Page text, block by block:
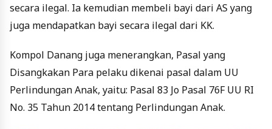
secara ilegal. Ia kemudian membeli bayi dari AS yang
juga mendapatkan bayi secara ilegal dari KK.
Kompol Danang juga menerangkan, Pasal yang
Disangkakan Para pelaku dikenai pasal dalam UU
Perlindungan Anak, yaitu: Pasal 83 Jo Pasal 76F UU RI
No. 35 Tahun 2014 tentang Perlindungan Anak.